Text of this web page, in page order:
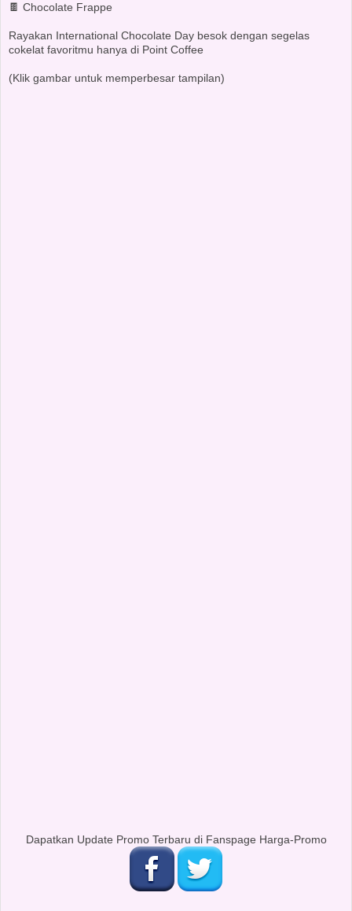
🍫 Chocolate Frappe
Rayakan International Chocolate Day besok dengan segelas
cokelat favoritmu hanya di Point Coffee
(Klik gambar untuk memperbesar tampilan)
Dapatkan Update Promo Terbaru di Fanspage Harga-Promo